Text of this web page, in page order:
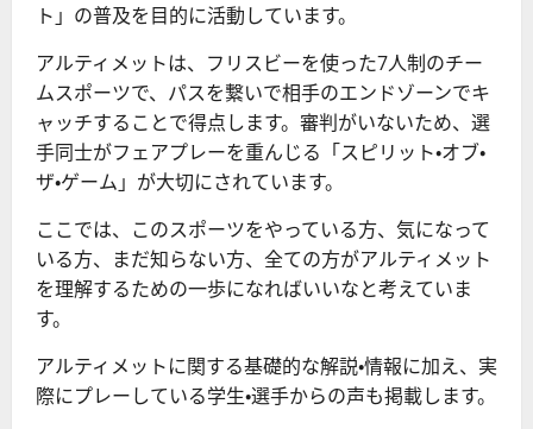
ト」の普及を目的に活動しています。
アルティメットは、フリスビーを使った7人制のチー
ムスポーツで、パスを繋いで相手のエンドゾーンでキ
ャッチすることで得点します。審判がいないため、選
手同士がフェアプレーを重んじる「スピリット・オブ・
ザ・ゲーム」が大切にされています。
ここでは、このスポーツをやっている方、気になって
いる方、まだ知らない方、全ての方がアルティメット
を理解するための一歩になればいいなと考えていま
す。
アルティメットに関する基礎的な解説・情報に加え、実
際にプレーしている学生・選手からの声も掲載します。